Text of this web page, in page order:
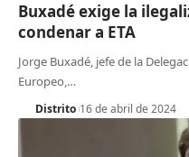
Buxadé exige la
condenar a ETA
Jorge Buxadé, jefe de la
Europeo,…
Distrito 16 de abril de 2024